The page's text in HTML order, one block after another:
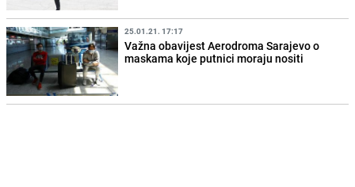
25.01.21. 17:17
Važna obavijest Aerodroma Sarajevo o
maskama koje putnici moraju nositi